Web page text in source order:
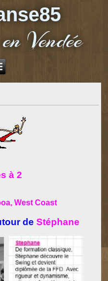
Vendée
à 2
West Coast
de Stéphane